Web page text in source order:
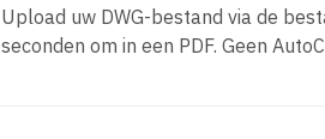
Upload uw DWG-bestand via de
seconden om in een PDF. Geen